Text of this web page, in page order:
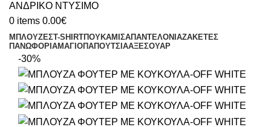
0 items 0.00€
ΜΠΛΟΥΖΕΣT-SHIRTΠΟΥΚΑΜΙΣΑΠΑΝΤΕΛΟΝΙΑΖΑΚΕΤΕΣ
ΠΑΝΩΦΟΡΙΑΜΑΓΙΟΠΑΠΟΥΤΣΙΑΑΞΕΣΟΥΑΡ
-30%